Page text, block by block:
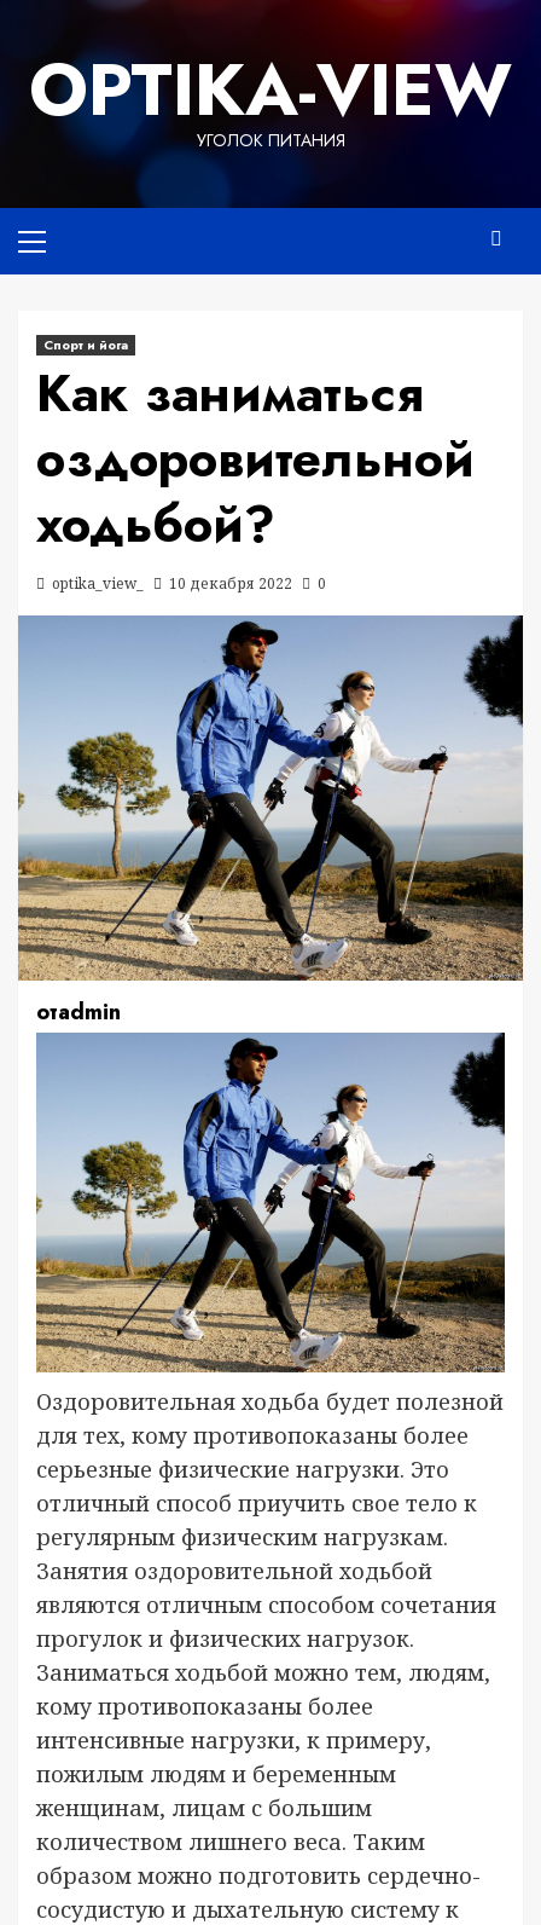
содержимому
OPTIKA-VIEW
УГОЛОК ПИТАНИЯ
меню
Спорт и йога
Как заниматься
оздоровительной
ходьбой?
optika_view_ 10 декабря 2022 0
отadmin
Оздоровительная ходьба будет полезной
для тех, кому противопоказаны более
серьезные физические нагрузки. Это
отличный способ приучить свое тело к
регулярным физическим нагрузкам.
Занятия оздоровительной ходьбой
являются отличным способом сочетания
прогулок и физических нагрузок.
Заниматься ходьбой можно тем, людям,
кому противопоказаны более
интенсивные нагрузки, к примеру,
пожилым людям и беременным
женщинам, лицам с большим
количеством лишнего веса. Таким
образом можно подготовить сердечно-
сосудистую и дыхательную систему к